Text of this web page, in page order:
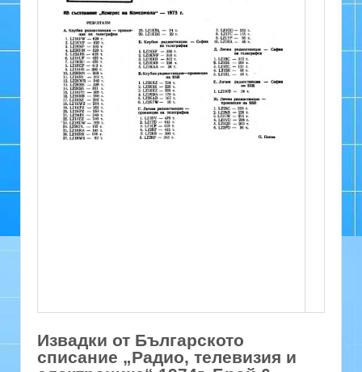
Извадки от Българското
списание „Радио, телевизия и